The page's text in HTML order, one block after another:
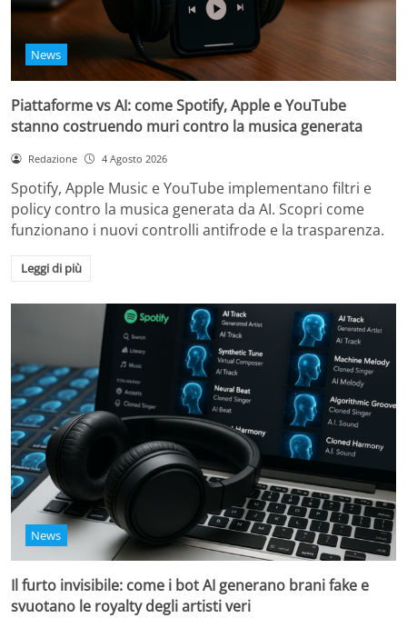
News
Piattaforme vs AI: come Spotify, Apple e YouTube
stanno costruendo muri contro la musica generata
Redazione 4 Agosto 2026
Spotify, Apple Music e YouTube implementano filtri e
policy contro la musica generata da AI. Scopri come
funzionano i nuovi controlli antifrode e la trasparenza.
Leggi di più
News
Il furto invisibile: come i bot AI generano brani fake e
svuotano le royalty degli artisti veri